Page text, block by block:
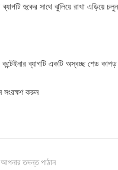
হুকের সাথে ঝুলিয়ে রাখা এড়িয়ে চলুন
ব্যাগটি একটি অস্বচ্ছ শেড
সংরক্ষণ করুন
তদন্ত পাঠান